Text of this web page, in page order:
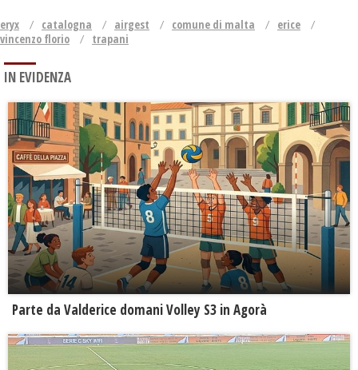
eryx catalogna airgest comune di malta
erice
vincenzo florio
trapani
IN EVIDENZA
Parte da Valderice domani Volley S3 in Agorà